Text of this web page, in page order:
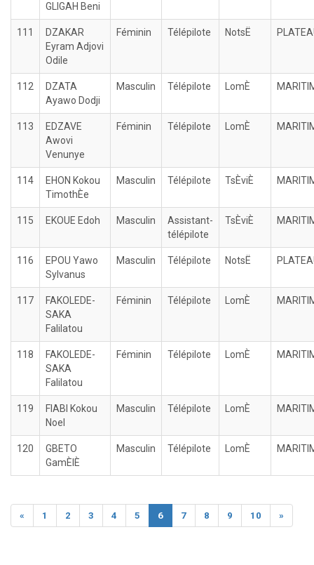
GLIGAH Beni
111
DZAKAR
Eyram Adjovi
Odile
Féminin Télépilote NotsË
112
DZATA
Ayawo Dodji
Masculin Télépilote LomÈ
113
EDZAVE
Awovi
Venunye
Féminin Télépilote LomÈ
114
EHON Kokou
TimothÈe
Masculin Télépilote TsÈviÈ
115 EKOUE Edoh Masculin
Assistant-
télépilote
TsÈviÈ
116
EPOU Yawo
Sylvanus
Masculin Télépilote NotsË
117
FAKOLEDE-
SAKA
Falilatou
Féminin Télépilote LomÈ
118
FAKOLEDE-
SAKA
Falilatou
Féminin Télépilote LomÈ
119
FIABI Kokou
Noel
Masculin Télépilote LomÈ
120
GBETO
GamÈlÈ
Masculin Télépilote LomÈ
« 1 2 3 4 5 6 7 8 9 10 »